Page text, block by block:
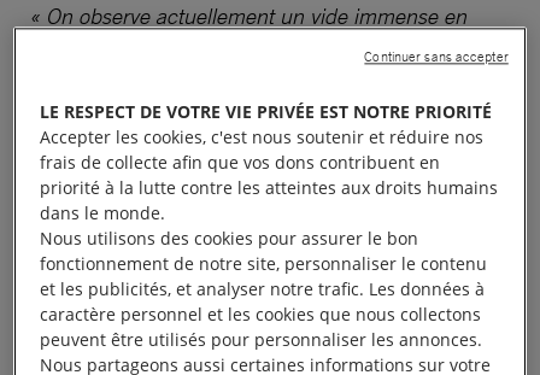
« On observe actuellement un vide immense en
matière de conseil et de soutien aux victimes de viol
cœur », déclare Zozan Özgökçe, de l’Association de
femmes Van, enTurquie.
Cette organisation a contribué à sensibiliser les
enfants aux abus sexuels et dispensé des formations
en leadership et éducation financière destinées aux
femmes. Elle fait désormais partie des quelques 1
300 organisations non gouvernementales (ONG)
LE RESPECT DE VOTRE VIE PRIVÉE EST NOTRE PRIORITÉ
Accepter les cookies, c'est nous soutenir et réduire nos
frais de collecte afin que vos dons contribuent en
priorité à la lutte contre les atteintes aux droits humains
dans le monde.
Nous utilisons des cookies pour assurer le bon
fonctionnement de notre site, personnaliser le contenu
et les publicités, et analyser notre trafic. Les données à
caractère personnel et les cookies que nous collectons
peuvent être utilisés pour personnaliser les annonces.
Nous partageons aussi certaines informations sur votre
Continuer sans accepter